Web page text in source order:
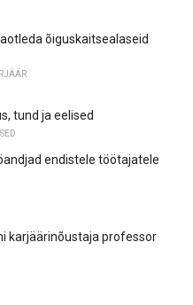
õiguskaitsealaseid
tund ja eelised
endistele töötajatele
karjäärinõustaja professor